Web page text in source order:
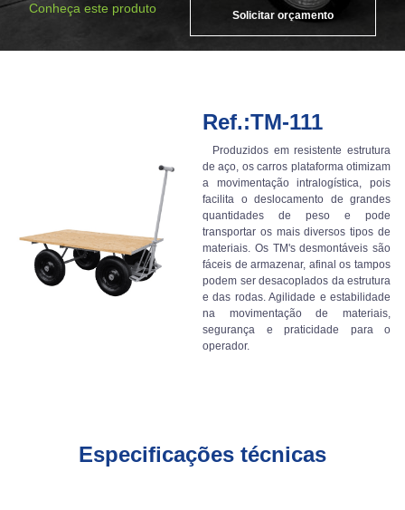
Conheça este produto Solicitar orçamento
Ref.:TM-111
Produzidos em resistente estrutura
de aço, os carros plataforma otimizam
a movimentação intralogística, pois
facilita o deslocamento de grandes
quantidades de peso e pode
transportar os mais diversos tipos de
materiais. Os TM's desmontáveis são
fáceis de armazenar, afinal os tampos
podem ser desacoplados da estrutura
e das rodas. Agilidade e estabilidade
na movimentação de materiais,
segurança e praticidade para o
operador.
Especificações técnicas